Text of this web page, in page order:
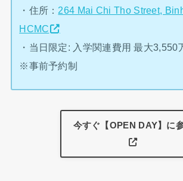
・住所： 264 Mai Chi Tho Street,
HCMC
・当日限定: 入学関連費用 最大3,550
※事前予約制
今すぐ【OPEN DAY】に